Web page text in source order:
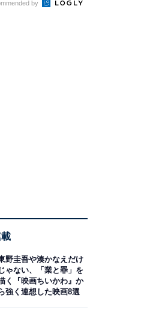
by
野圭吾や湊かなえだけ
じゃない、「業と罪」を
く『映画ちいかわ』か
強く連想した映画8選